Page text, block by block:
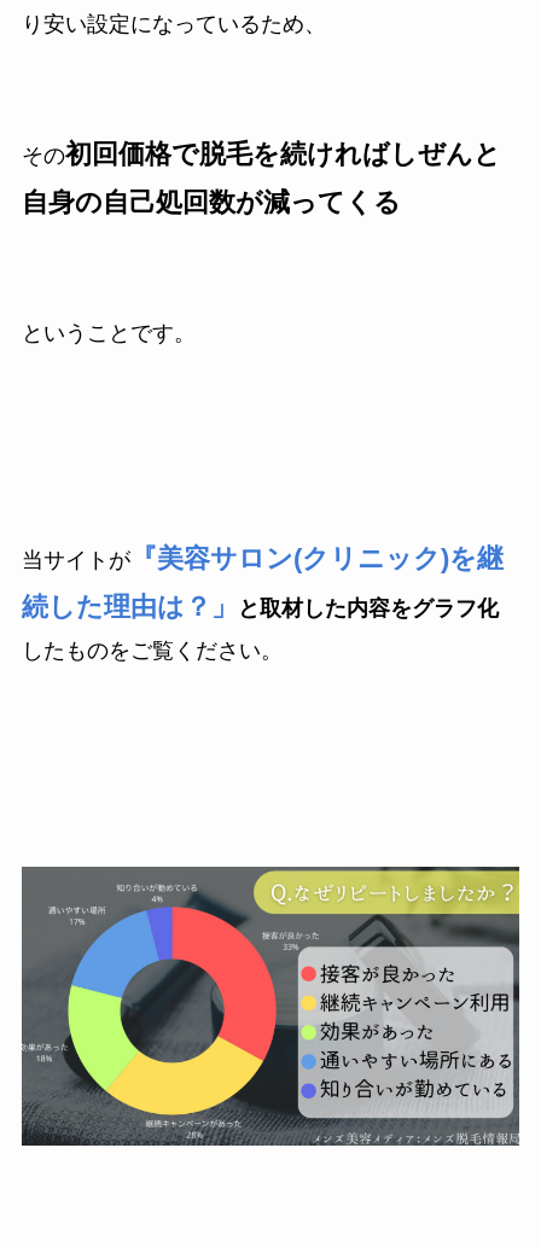
り安い設定になっているため、
その初回価格で脱毛を続ければしぜんと
自身の自己処回数が減ってくる
ということです。
当サイトが『美容サロン(クリニック)を継
続した理由は？」
と取材した内容をグラフ化
したものをご覧ください。